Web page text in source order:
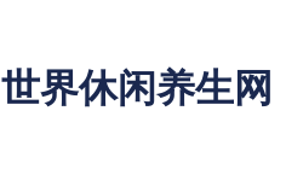
世界休闲养生网